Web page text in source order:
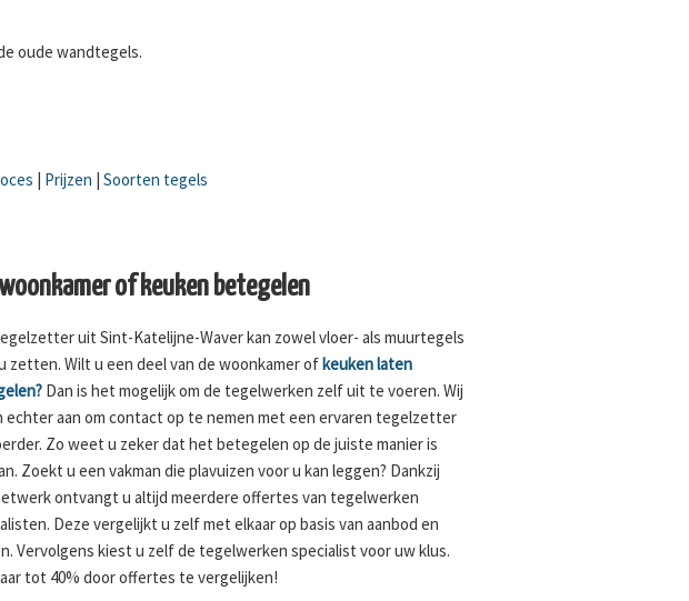
oude wandtegels.
Prijzen Soorten tegels
of keuken betegelen
uit Sint-Katelijne-Waver kan zowel vloer- als muurtegels
zetten. Wilt u een deel van de woonkamer of keuken laten
Dan is het mogelijk om de tegelwerken zelf uit te voeren. Wij
echter aan om contact op te nemen met een ervaren tegelzetter
Zo weet u zeker dat het betegelen op de juiste manier is
Zoekt u een vakman die plavuizen voor u kan leggen? Dankzij
ontvangt u altijd meerdere offertes van tegelwerken
Deze vergelijkt u zelf met elkaar op basis van aanbod en
Vervolgens kiest u zelf de tegelwerken specialist voor uw klus.
tot 40% door offertes te vergelijken!